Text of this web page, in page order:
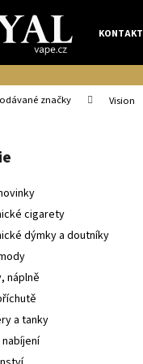
KONTAKT
značky Vision
cigarety
dýmky a doutníky
náplně
a tanky